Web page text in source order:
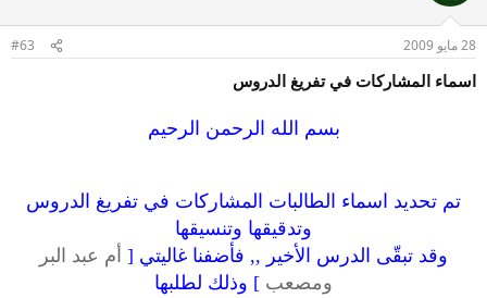
28 مايو 2009 #63
اسماء المشاركات في تفريغ الدروس
بسم الله الرحمن الرحيم
تم تحديد اسماء الطالبات المشاركات في تفريغ الدروس
وتدقيقها وتنسيقها
وقد تبقّى الدرس الأخير ,, فأضفنا غاليتي [ أم عبد البر
ومصعب ] وذلك لطلبها